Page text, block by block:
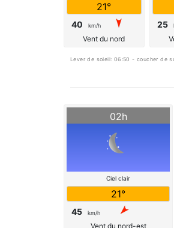
21°
40 km/h
Vent du nord
25
Lever de soleil: 06:50 - coucher de
02h
Ciel clair
21°
45 km/h
Vent du nord-est